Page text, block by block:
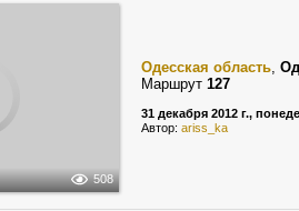
508
Одесская область,
Маршрут 127
31 декабря 2012 г.,
Автор: ariss_ka